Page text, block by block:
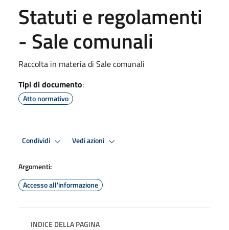
Statuti e regolamenti
- Sale comunali
Raccolta in materia di Sale comunali
Tipi di documento:
Atto normativo
Condividi Vedi azioni
Argomenti:
Accesso all'informazione
INDICE DELLA PAGINA